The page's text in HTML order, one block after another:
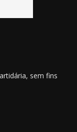
sem fins